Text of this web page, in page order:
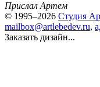
Прислал Артем
© 1995–2026 Студия
mailbox@artlebedev.ru,
Заказать дизайн...